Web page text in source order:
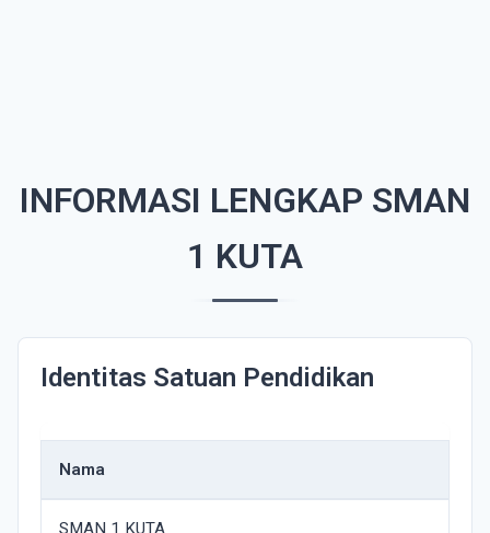
INFORMASI LENGKAP SMAN
1 KUTA
Identitas Satuan Pendidikan
Nama
SMAN 1 KUTA